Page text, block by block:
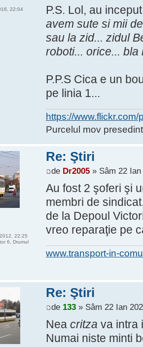
P.S. Lol, au
avem sute si mii
sau la zid... zidul
roboti... orice...
P.P.S Cica e un
pe linia 1...
https://
Purcelul mov
22:04
Re: Ştiri
de Dr2005» Sâm 22 Ian
Au fost 2 şoferi şi
membri de
de la Depoul
vreo reparaţie pe
www.transport-in-
22:25
6, Drumul
Re: Ştiri
de 133» Sâm 22 Ian
Nea critza va intra
Numai niste minti